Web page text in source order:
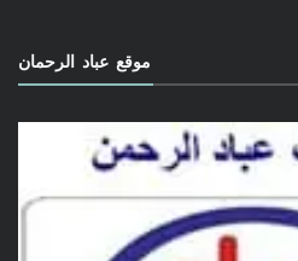
موقع عباد الرحمان